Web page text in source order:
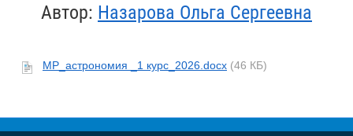
Автор: Назарова Ольга Сергеевна
МР_астрономия _1 курс_2026.docx (46 КБ)